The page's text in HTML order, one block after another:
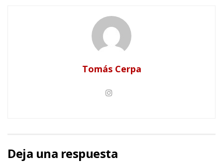
Tomás Cerpa
Deja una respuesta